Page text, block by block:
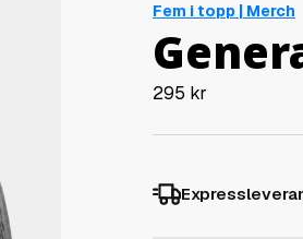
Fem i topp | Merch
295 kr